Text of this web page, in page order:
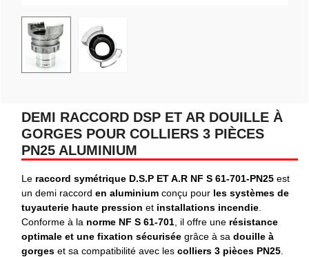
DEMI RACCORD DSP ET AR DOUILLE À
GORGES POUR COLLIERS 3 PIÈCES
PN25 ALUMINIUM
Le raccord symétrique D.S.P ET A.R NF S 61-701-PN25 est
un demi raccord en aluminium conçu pour les systèmes de
tuyauterie haute pression et installations incendie
Conforme à la norme NF S 61-701 , il offre une résistance
optimale et une fixation sécurisée grâce à sa douille à
gorges et sa compatibilité avec les colliers 3 pièces PN25